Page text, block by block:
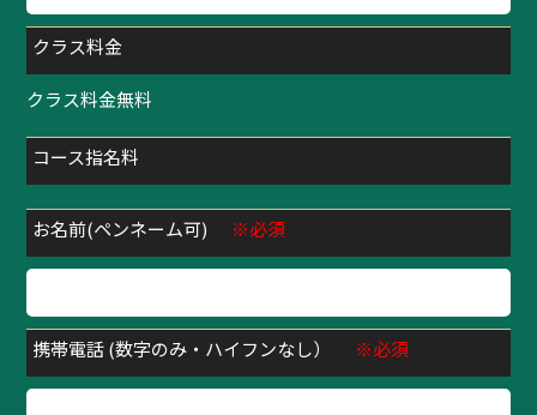
クラス料金
クラス料金無料
コース指名料
お名前(ペンネーム可) ※必須
携帯電話 (数字のみ・ハイフンなし） ※必須